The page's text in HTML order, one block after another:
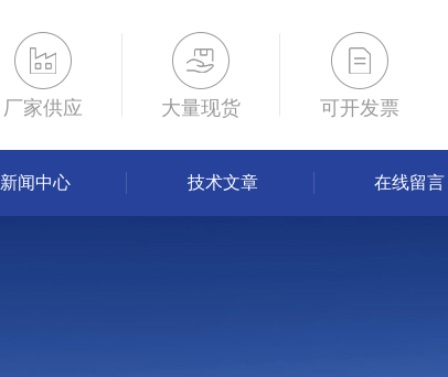
厂家供应 大量现货 可开发票
新闻中心 技术文章 在线留言